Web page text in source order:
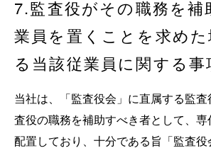
7.監査役がその職務を補
業員を置くことを求め
る当該従業員に関する事
当社は、「監査役会」に直属する監
査役の職務を補助すべき者として、
配置しており、十分である旨「監査